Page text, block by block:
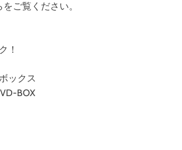
ご覧ください。
！
ックス
BOX